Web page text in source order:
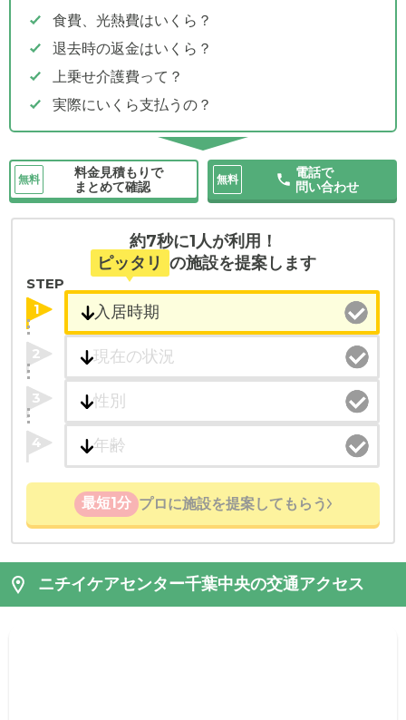
食費、光熱費はいくら？
退去時の返金はいくら？
上乗せ介護費って？
実際にいくら支払うの？
無料
料金見積もりで
まとめて確認
無料
電話で
問い合わせ
約7秒に1人が利用！
ピッタリ の施設を提案します
STEP
1
2
3
4
最短1分 プロに施設を提案してもらう
ニチイケアセンター千葉中央の交通アクセス